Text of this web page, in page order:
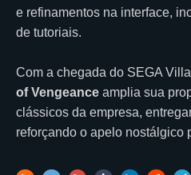
e refinamentos na interface,
de tutoriais.
Com a chegada do SEGA
of Vengeance amplia sua
clássicos da empresa,
reforçando o apelo nostálgico